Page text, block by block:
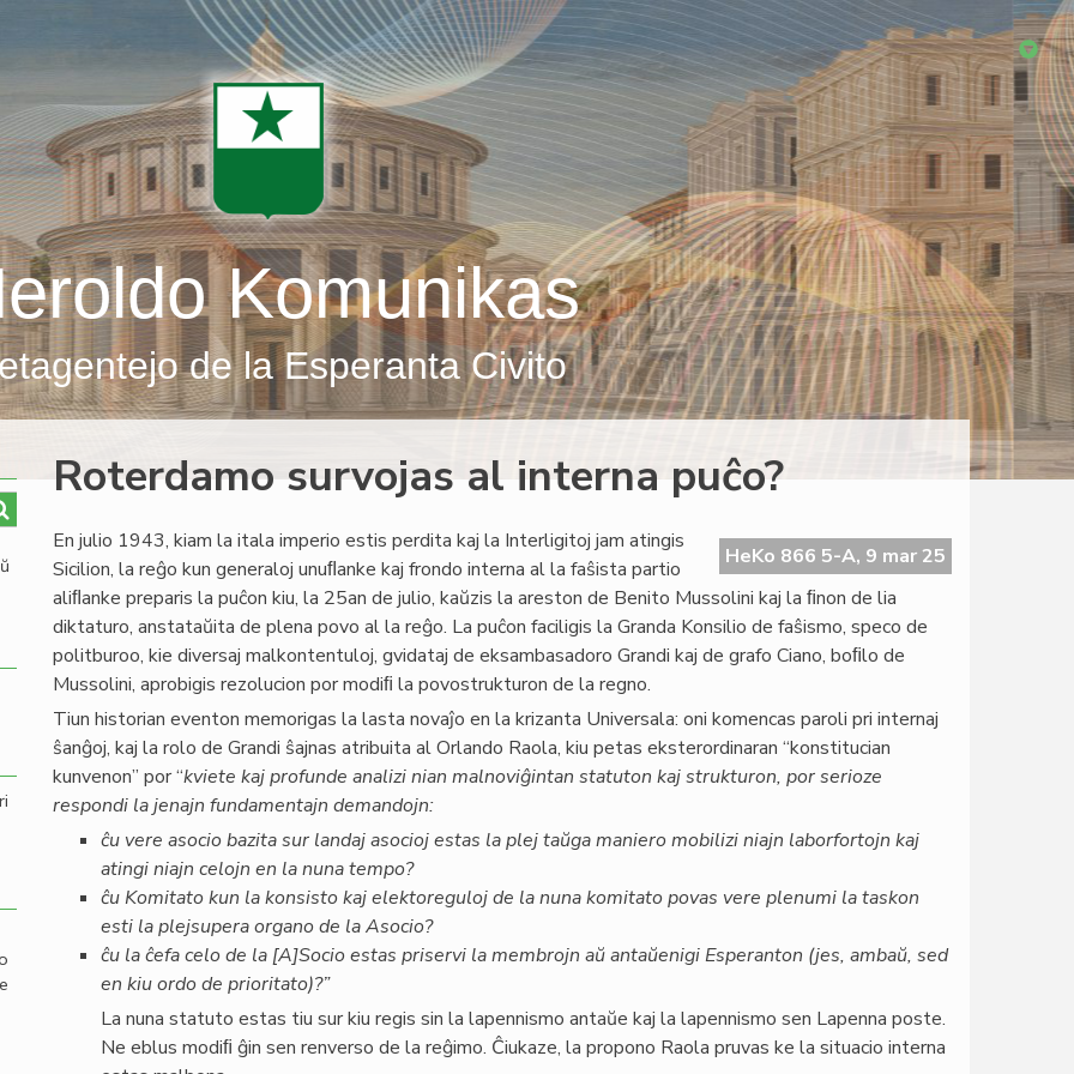
Komunikas
de la Esperanta Civito
Roterdamo survojas al interna puĉo?
HeKo 866 5-A, 9 mar 25
En julio 1943, kiam la itala imperio estis perdita kaj la Interligitoj jam atingis
Sicilion, la reĝo kun generaloj unuﬂanke kaj frondo interna al la faŝista partio
aliﬂanke preparis la puĉon kiu, la 25an de julio, kaŭzis la areston de Benito Mussolini kaj la ﬁnon de lia
diktaturo, anstataŭita de plena povo al la reĝo. La puĉon faciligis la Granda Konsilio de faŝismo, speco de
politburoo, kie diversaj malkontentuloj, gvidataj de eksambasadoro Grandi kaj de grafo Ciano, boﬁlo de
Mussolini, aprobigis rezolucion por modiﬁ la povostrukturon de la regno.
Tiun historian eventon memorigas la lasta novaĵo en la krizanta Universala: oni komencas paroli pri internaj
ŝanĝoj, kaj la rolo de Grandi ŝajnas atribuita al Orlando Raola, kiu petas eksterordinaran “konstitucian
kunvenon” por “kviete kaj profunde analizi nian malnoviĝintan statuton kaj strukturon, por serioze
respondi la jenajn fundamentajn demandojn:
ĉu vere asocio bazita sur landaj asocioj estas la plej taŭga maniero mobilizi niajn laborfortojn kaj
atingi niajn celojn en la nuna tempo?
ĉu Komitato kun la konsisto kaj elektoreguloj de la nuna komitato povas vere plenumi la taskon
esti la plejsupera organo de la Asocio?
ĉu la ĉefa celo de la [A]Socio estas priservi la membrojn aŭ antaŭenigi Esperanton (jes, ambaŭ, sed
en kiu ordo de prioritato)?”
La nuna statuto estas tiu sur kiu regis sin la lapennismo antaŭe kaj la lapennismo sen Lapenna poste.
Ne eblus modiﬁ ĝin sen renverso de la reĝimo. Ĉiukaze, la propono Raola pruvas ke la situacio interna